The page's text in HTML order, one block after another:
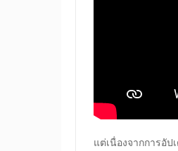
แต่เนื่องจากการอั